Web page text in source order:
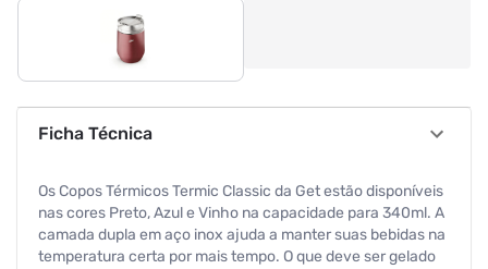
Ficha Técnica
Os Copos Térmicos Termic Classic da Get estão disponíveis
nas cores Preto, Azul e Vinho na capacidade para 340ml. A
camada dupla em aço inox ajuda a manter suas bebidas na
temperatura certa por mais tempo. O que deve ser gelado